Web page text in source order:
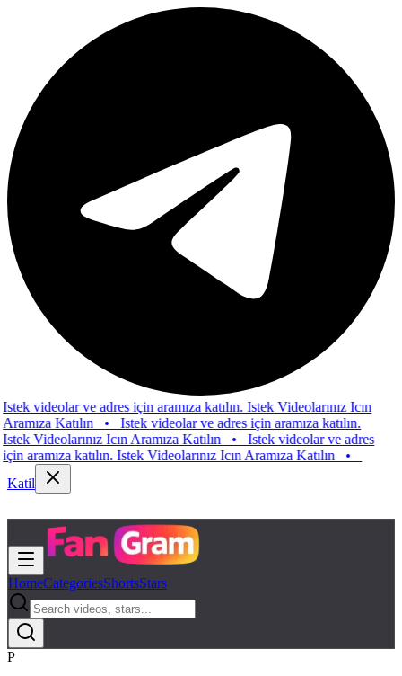
videolar ve adres için aramıza katılın. Istek Videolarınız Icın
Katılın•Istek videolar ve adres için aramıza katılın.
Icın Aramıza Katılın•Istek videolar ve adres
katılın. Istek Videolarınız Icın Aramıza Katılın•
Katil
HomeCategoriesShortsStars
P